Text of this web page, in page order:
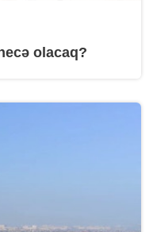
olacaq?